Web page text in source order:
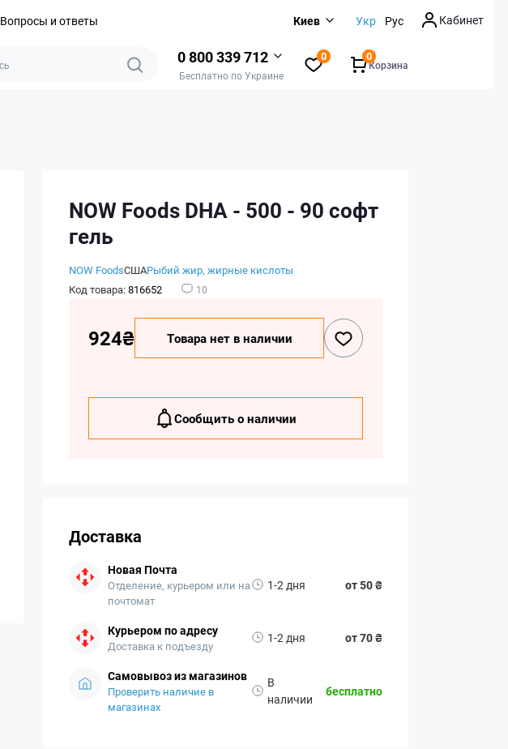
Вопросы и ответы Киев Укр Рус Кабинет
0 800 339 712
Бесплатно по Украине
0
Корзина
0
NOW Foods DHA - 500 - 90 софт
гель
NOW FoodsСШАРыбий жир, жирные кислоты
Код товара:816652 10
924₴ Товара нет в наличии
Сообщить о наличии
Доставка
Новая Почта
Отделение, курьером или на
почтомат
1-2 дня от 50 ₴
Курьером по адресу
Доставка к подъезду
1-2 дня от 70 ₴
Самовывоз из магазинов
Проверить наличие в
магазинах
В
наличии
бесплатно